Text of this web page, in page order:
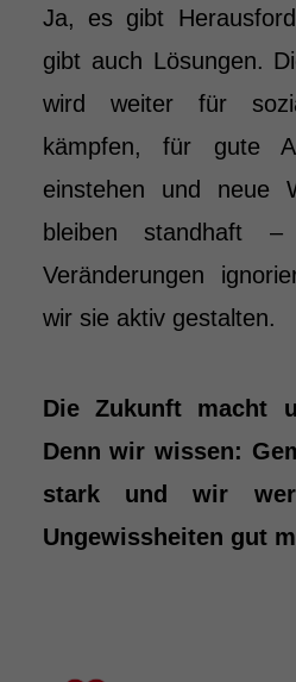
Ja, es gibt
gibt auch Lösungen.
wird weiter für
kämpfen, für gute
einstehen und neue
bleiben standhaft
Veränderungen
wir sie aktiv gestalten.
Die Zukunft macht
Denn wir wissen:
stark und wir
Ungewissheiten gut